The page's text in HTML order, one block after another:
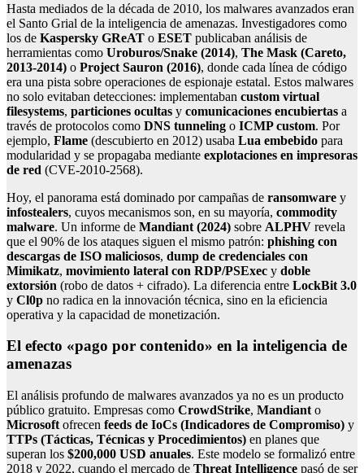
Hasta mediados de la década de 2010, los malwares avanzados eran
el Santo Grial de la inteligencia de amenazas. Investigadores como
los de Kaspersky GReAT o ESET publicaban análisis de
herramientas como Uroburos/Snake (2014), The Mask (Careto,
2013-2014) o Project Sauron (2016), donde cada línea de código
era una pista sobre operaciones de espionaje estatal. Estos malwares
no solo evitaban detecciones: implementaban custom virtual
filesystems, particiones ocultas y comunicaciones encubiertas a
través de protocolos como DNS tunneling o ICMP custom. Por
ejemplo, Flame (descubierto en 2012) usaba Lua embebido para
modularidad y se propagaba mediante explotaciones en impresoras
de red (CVE-2010-2568).
Hoy, el panorama está dominado por campañas de ransomware y
infostealers, cuyos mecanismos son, en su mayoría, commodity
malware. Un informe de Mandiant (2024) sobre ALPHV revela
que el 90% de los ataques siguen el mismo patrón: phishing con
descargas de ISO maliciosos, dump de credenciales con
Mimikatz, movimiento lateral con RDP/PSExec y doble
extorsión (robo de datos + cifrado). La diferencia entre LockBit 3.0
y Cl0p no radica en la innovación técnica, sino en la eficiencia
operativa y la capacidad de monetización.
El efecto «pago por contenido» en la inteligencia de
amenazas
El análisis profundo de malwares avanzados ya no es un producto
público gratuito. Empresas como CrowdStrike, Mandiant o
Microsoft ofrecen feeds de IoCs (Indicadores de Compromiso) y
TTPs (Tácticas, Técnicas y Procedimientos) en planes que
superan los $200,000 USD anuales. Este modelo se formalizó entre
2018 y 2022, cuando el mercado de Threat Intelligence pasó de ser